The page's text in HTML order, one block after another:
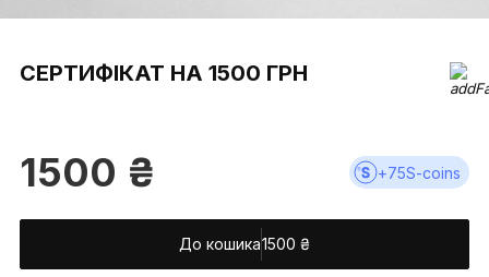
СЕРТИФІКАТ НА 1500 ГРН
1500 ₴ +75S-coins
До кошика1500 ₴